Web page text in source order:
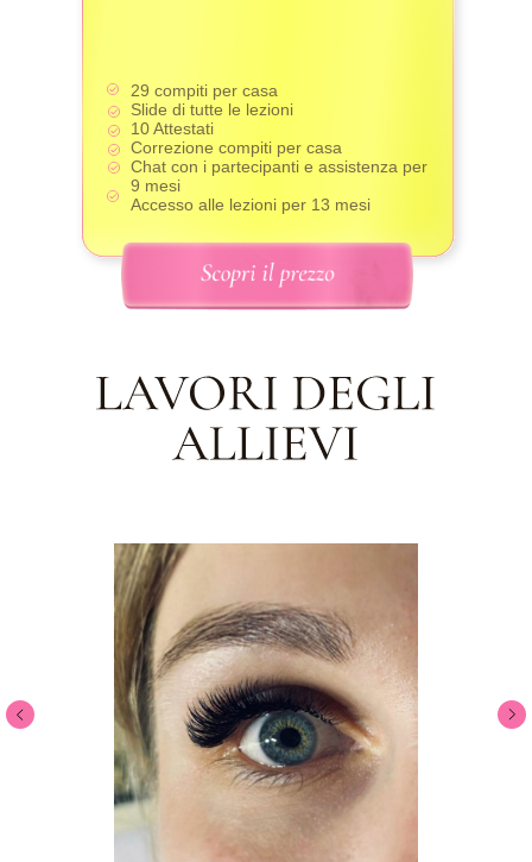
29 compiti per casa
Slide di tutte le lezioni
10 Attestati
Correzione compiti per casa
Chat con i partecipanti e assistenza per
9 mesi
Accesso alle lezioni per 13 mesi